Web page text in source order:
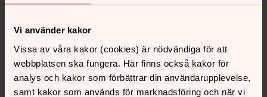
Vi använder kakor
Vissa av våra kakor (cookies) är nödvändiga för att
webbplatsen ska fungera. Här finns också kakor för
analys och kakor som förbättrar din användarupplevelse,
samt kakor som används för marknadsföring och när vi
Christoffer Hedén
Pedagog, Lackalänga-Stävie församling